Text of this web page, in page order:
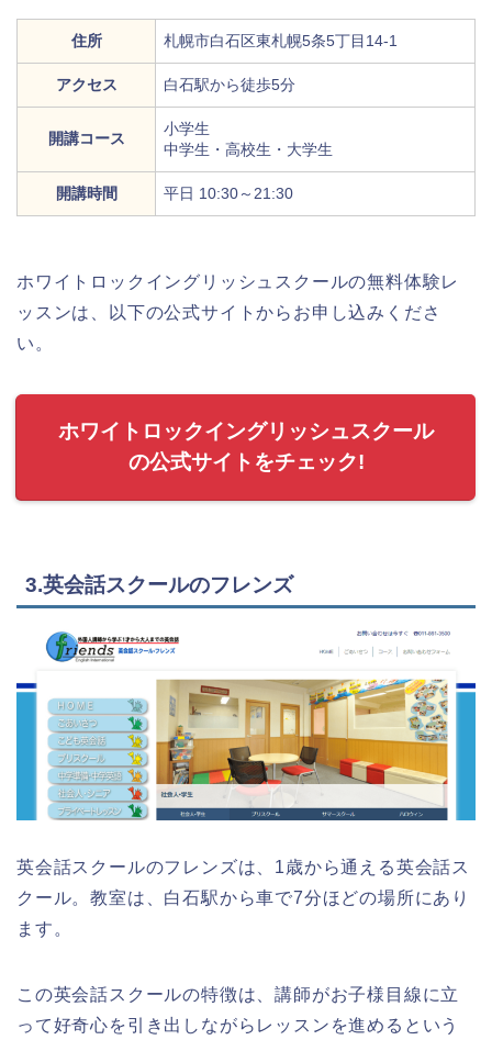
住所 札幌市白石区東札幌5条5丁目14-1
アクセス 白石駅から徒歩5分
開講コース
小学生
中学生・高校生・大学生
開講時間 平日 10:30～21:30
ホワイトロックイングリッシュスクールの無料体験レ
ッスンは、以下の公式サイトからお申し込みくださ
い。
ホワイトロックイングリッシュスクール
の公式サイトをチェック!
3.英会話スクールのフレンズ
英会話スクールのフレンズは、1歳から通える英会話ス
クール。教室は、白石駅から車で7分ほどの場所にあり
ます。
この英会話スクールの特徴は、講師がお子様目線に立
って好奇心を引き出しながらレッスンを進めるという